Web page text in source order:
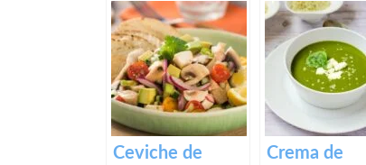
ENCEBOLLADO
Y VERDURAS
Revuelto
desayuno
trocitos
ahumados
Ceviche de
Crema de